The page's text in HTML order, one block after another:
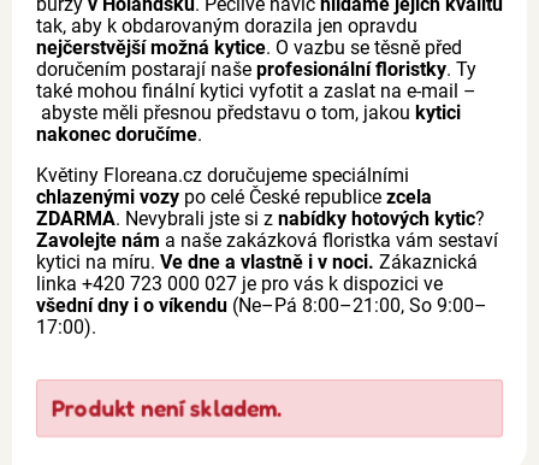
tak, aby k obdarovaným dorazila jen opravdu
nejčerstvější možná kytice. O vazbu se těsně před
doručením postarají naše profesionální floristky. Ty
také mohou finální kytici vyfotit a zaslat na e-mail –
abyste měli přesnou představu o tom, jakou kytici
nakonec doručíme.
Květiny Floreana.cz doručujeme speciálními
chlazenými vozy po celé České republice zcela
ZDARMA. Nevybrali jste si z nabídky hotových kytic?
Zavolejte nám a naše zakázková floristka vám sestaví
kytici na míru. Ve dne a vlastně i v noci. Zákaznická
linka +420 723 000 027 je pro vás k dispozici ve
všední dny i o víkendu (Ne–Pá 8:00–21:00, So 9:00–
17:00).
Produkt není skladem.